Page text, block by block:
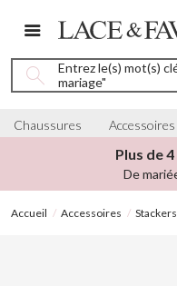
Entrez le(s) mot(s)
mariage"
Chaussures
Plus de
De
Accueil Accessoires